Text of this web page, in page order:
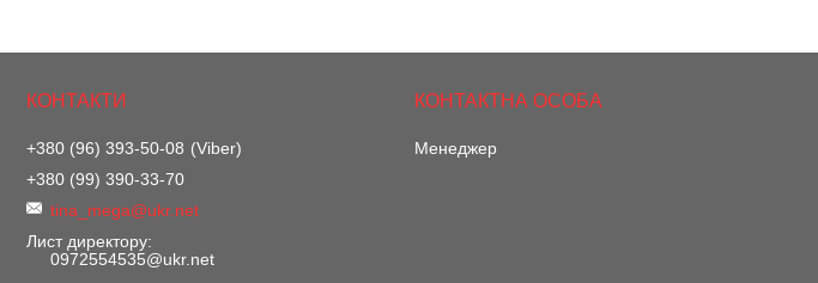
+380 (96) 393-50-08
Viber
+380 (99) 390-33-70
tina_mega@ukr.net
Лист директору
0972554535@ukr.net
Менеджер